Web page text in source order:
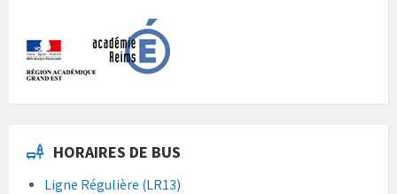
HORAIRES DE BUS
Ligne Régulière (LR13)